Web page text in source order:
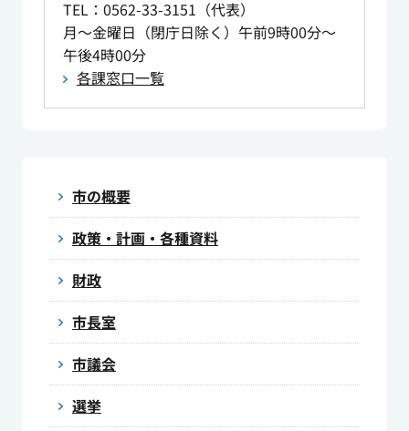
TEL：0562-33-3151（代表）
月～金曜日（閉庁日除く）午前9時00分～
午後4時00分
各課窓口一覧
市の概要
政策・計画・各種資料
財政
市長室
市議会
選挙